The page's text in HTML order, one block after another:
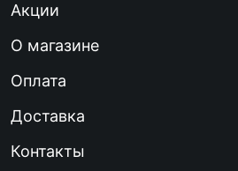
Акции
О магазине
Оплата
Доставка
Контакты